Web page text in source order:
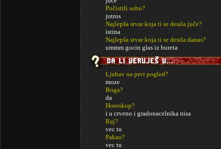
Počistili sobu?
jutros
Najlepša stvar koja ti se desila juče?
istina
Najlepša stvar koja ti se desila danas?
ummm gocin glas iz bureta
Ljubav na prvi pogled?
moze
Boga?
da
Horoskop?
i u crveno i gradonacelnika nisa
Raj?
vec tu
Pakao?
vec tu